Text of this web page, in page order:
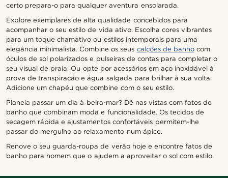
certo prepara-o para qualquer aventura ensolarada.
Explore exemplares de alta qualidade concebidos para
acompanhar o seu estilo de vida ativo. Escolha cores vibrantes
para um toque chamativo ou estilos intemporais para uma
elegância minimalista. Combine os seus calções de banhocom
óculos de sol polarizados e pulseiras de contas para completar o
seu visual de praia. Ou opte por acessórios em aço inoxidável à
prova de transpiração e água salgada para brilhar à sua volta.
Adicione um chapéu que combine com o seu estilo.
Planeia passar um dia à beira-mar? Dê nas vistas com fatos de
banho que combinam moda e funcionalidade. Os tecidos de
secagem rápida e ajustamentos confortáveis permitem-lhe
passar do mergulho ao relaxamento num ápice.
Renove o seu guarda-roupa de verão hoje e encontre fatos de
banho para homem que o ajudem a aproveitar o sol com estilo.